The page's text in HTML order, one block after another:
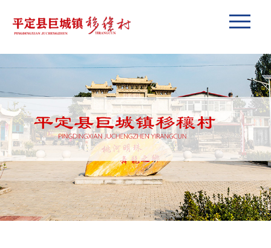
网站首页
走进移穰
移穰动态
生态旅游
乡村企业
农产品